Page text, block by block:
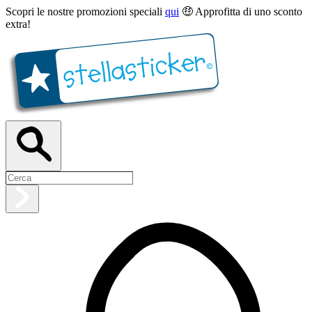
Scopri le nostre promozioni speciali qui 🤑 Approfitta di uno sconto
extra!